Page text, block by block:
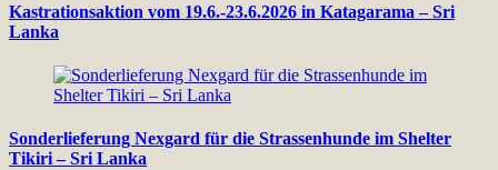
Kastrationsaktion vom 19.6.-23.6.2026 in Katagarama – Sri
Lanka
Sonderlieferung Nexgard für die Strassenhunde im Shelter
Tikiri – Sri Lanka